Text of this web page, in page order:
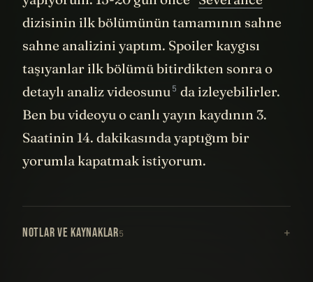
dizisinin ilk bölümünün tamamının sahne
sahne analizini yaptım. Spoiler kaygısı
taşıyanlar ilk bölümü bitirdikten sonra o
detaylı analiz videosunu5 da izleyebilirler.
Ben bu videoyu o canlı yayın kaydının 3.
Saatinin 14. dakikasında yaptığım bir
yorumla kapatmak istiyorum.
NOTLAR VE KAYNAKLAR5